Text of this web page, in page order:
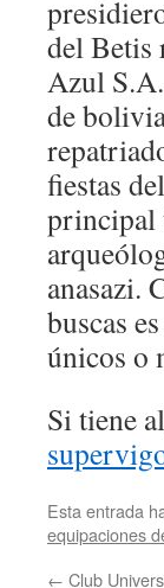
del Betis
Azul
de
fiestas
principal
anasazi.
buscas
únicos o
Si tiene
Esta entrada
equipaciones
← Club